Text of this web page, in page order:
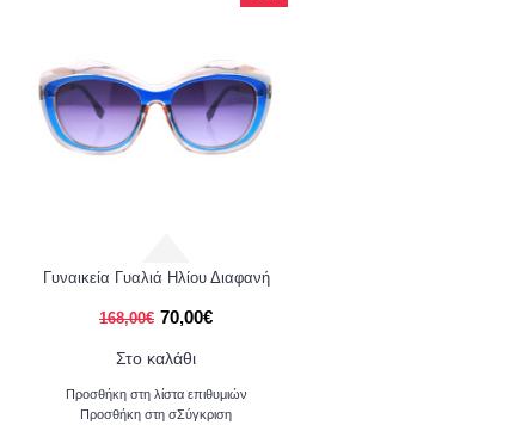
Γυναικεία Γυαλιά Ηλίου Διαφανή
168,00€ 70,00€
Στο καλάθι
Προσθήκη στη λίστα επιθυμιών
Προσθήκη στη σΣύγκριση